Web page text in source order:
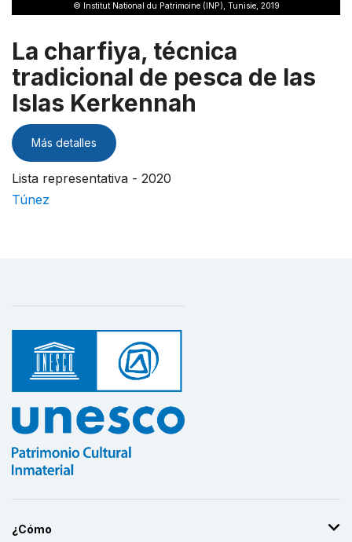
© Institut National du Patrimoine (INP), Tunisie, 2019
La charfiya, técnica
tradicional de pesca de las
Islas Kerkennah
Más detalles
Lista representativa - 2020
Túnez
¿Cómo